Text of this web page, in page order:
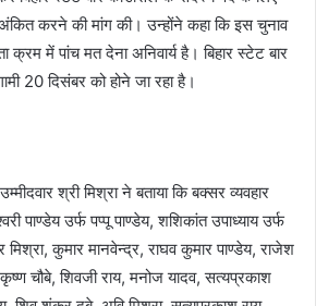
करने की मांग की। उन्होंने कहा कि इस चुनाव
क्रम में पांच मत देना अनिवार्य है। बिहार स्टेट बार
20 दिसंबर को होने जा रहा है।
श्री मिश्रा ने बताया कि बक्सर व्यवहार
पाण्डेय उर्फ पप्पू पाण्डेय, शशिकांत उपाध्याय उर्फ
कुमार मानवेन्द्र, राघव कुमार पाण्डेय, राजेश
चौबे, शिवजी राय, मनोज यादव, सत्यप्रकाश